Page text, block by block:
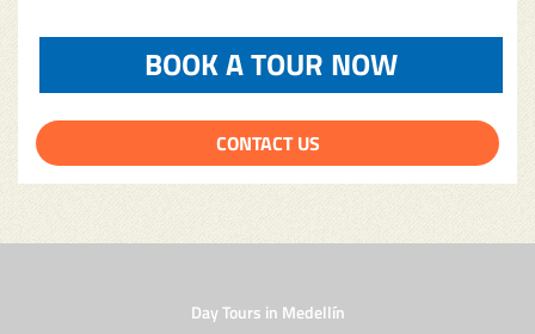
BOOK A TOUR NOW(OPENS
CONTACT US
Day Tours in Medellín